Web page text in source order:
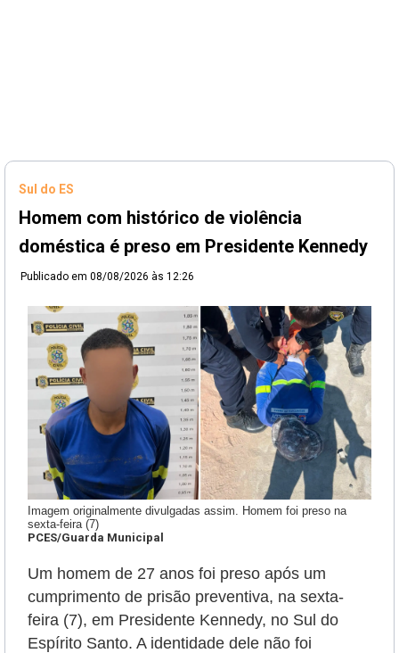
Sul do ES
Homem com histórico de violência
doméstica é preso em Presidente Kennedy
Publicado em 08/08/2026 às 12:26
Imagem originalmente divulgadas assim. Homem foi preso na
sexta-feira (7)
PCES/Guarda Municipal
Um homem de 27 anos foi preso após um
cumprimento de prisão preventiva, na sexta-
feira (7), em Presidente Kennedy, no Sul do
Espírito Santo. A identidade dele não foi